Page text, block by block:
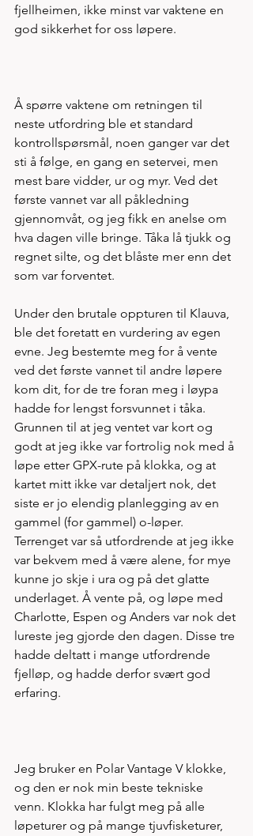
fjellheimen, ikke minst var vaktene en
god sikkerhet for oss løpere.
Å spørre vaktene om retningen til
neste utfordring ble et standard
kontrollspørsmål, noen ganger var det
sti å følge, en gang en setervei, men
mest bare vidder, ur og myr. Ved det
første vannet var all påkledning
gjennomvåt, og jeg fikk en anelse om
hva dagen ville bringe. Tåka lå tjukk og
regnet silte, og det blåste mer enn det
som var forventet.
Under den brutale oppturen til Klauva,
ble det foretatt en vurdering av egen
evne. Jeg bestemte meg for å vente
ved det første vannet til andre løpere
kom dit, for de tre foran meg i løypa
hadde for lengst forsvunnet i tåka.
Grunnen til at jeg ventet var kort og
godt at jeg ikke var fortrolig nok med å
løpe etter GPX-rute på klokka, og at
kartet mitt ikke var detaljert nok, det
siste er jo elendig planlegging av en
gammel (for gammel) o-løper.
Terrenget var så utfordrende at jeg ikke
var bekvem med å være alene, for mye
kunne jo skje i ura og på det glatte
underlaget. Å vente på, og løpe med
Charlotte, Espen og Anders var nok det
lureste jeg gjorde den dagen. Disse tre
hadde deltatt i mange utfordrende
fjelløp, og hadde derfor svært god
erfaring.
Jeg bruker en Polar Vantage V klokke,
og den er nok min beste tekniske
venn. Klokka har fulgt meg på alle
løpeturer og på mange tjuvfisketurer,